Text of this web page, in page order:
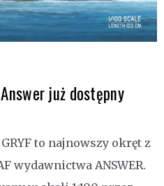
już dostępny
to najnowszy okręt z
wydawnictwa ANSWER.